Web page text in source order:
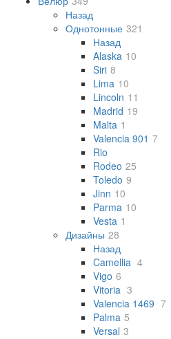
Назад
Однотонные 321
Назад
Alaska 10
Siri 8
Lima 10
Lincoln 11
Madrid 19
Malta 1
Valencia 901 7
Rio
Rodeo 25
Toledo 9
Jinn 10
Parma 10
Vesta 1
Дизайны 28
Назад
Camellia 4
Vigo 6
Vitoria 3
Valencia 1469 7
Palma 5
Versal 3